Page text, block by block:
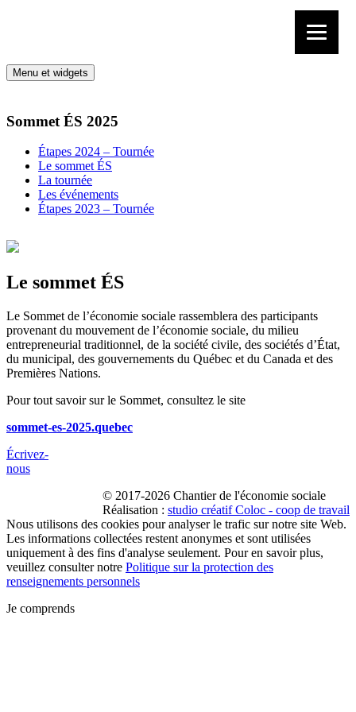
Menu et widgets
Sommet ÉS 2025
Étapes 2024 – Tournée
Le sommet ÉS
La tournée
Les événements
Étapes 2023 – Tournée
Le sommet ÉS
Le Sommet de l’économie sociale rassemblera des participants
provenant du mouvement de l’économie sociale, du milieu
entrepreneurial traditionnel, de la société civile, des sociétés d’État,
du municipal, des gouvernements du Québec et du Canada et des
Premières Nations.
Pour tout savoir sur le Sommet, consultez le site
sommet-es-2025.quebec
Écrivez-
nous
© 2017-2026 Chantier de l'économie sociale
Réalisation : studio créatif Coloc - coop de travail
Nous utilisons des cookies pour analyser le trafic sur notre site Web.
Les informations collectées restent anonymes et sont utilisées
uniquement à des fins d'analyse seulement. Pour en savoir plus,
veuillez consulter notre Politique sur la protection des
renseignements personnels
Je comprends